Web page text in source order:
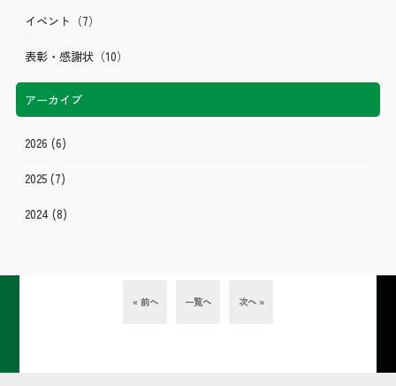
イベント （7）
表彰・感謝状（10）
アーカイブ
2026 (6)
2025(7)
2024 (8)
« 前へ 一覧へ 次へ »